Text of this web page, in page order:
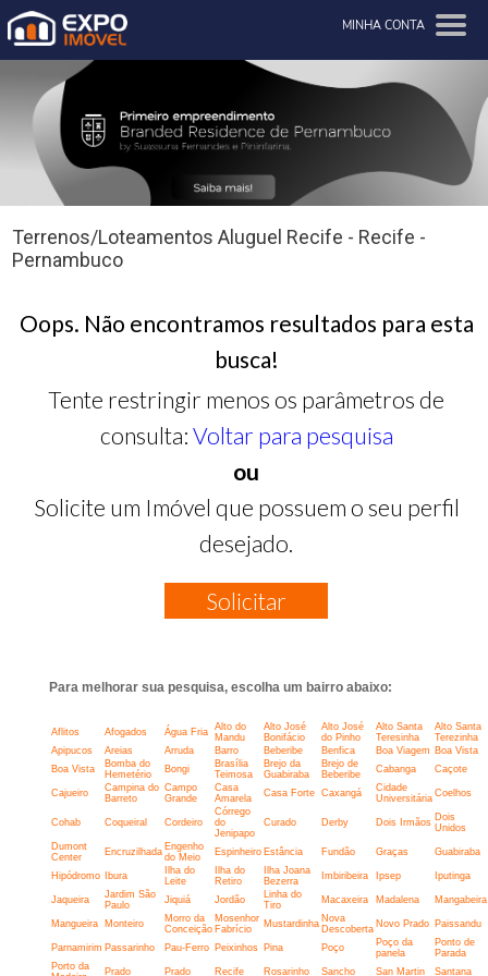
MINHA CONTA
Terrenos/Loteamentos Aluguel Recife - Recife -
Pernambuco
Oops. Não encontramos resultados para esta
busca!
Tente restringir menos os parâmetros de
consulta: Voltar para pesquisa
ou
Solicite um Imóvel que possuem o seu perfil
desejado.
Solicitar
Para melhorar sua pesquisa, escolha um bairro abaixo:
Aflitos Afogados Água Fria
Alto do
Mandu
Alto José
Bonifácio
Alto José
do Pinho
Alto Santa
Teresinha
Alto Santa
Terezinha
Apipucos
Areias Arruda Barro Beberibe Benfica Boa Viagem Boa Vista
Boa Vista
Bomba do
Hemetério
Bongi
Brasília
Teimosa
Brejo da
Guabiraba
Brejo de
Beberibe
Cabanga Caçote
Cajueiro
Campina do
Barreto
Campo
Grande
Casa
Amarela
Casa Forte Caxangá
Cidade
Universitária Coelhos
Cohab Coqueiral Cordeiro
Córrego
do
Jenipapo
Curado Derby Dois Irmãos Dois
Unidos
Dumont
Center
Encruzilhada Engenho
do Meio
Espinheiro Estância Fundão Graças Guabiraba
Hipódromo Ibura
Ilha do
Leite
Ilha do
Retiro
Ilha Joana
Bezerra
Imbiribeira Ipsep Iputinga
Jaqueira
Jardim São
Paulo
Jiquiá Jordão
Linha do
Tiro
Macaxeira Madalena Mangabeira
Mangueira Monteiro
Morro da
Conceição
Mosenhor
Fabrício
Mustardinha Nova
Descoberta Novo Prado Paissandu
Parnamirim Passarinho Pau-Ferro Peixinhos Pina Poço
Poço da
panela
Ponto de
Parada
Porto da
Prado Prado Recife Rosarinho Sancho San Martin Santana